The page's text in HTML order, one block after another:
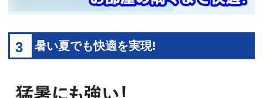
3 暑い夏でも快適を実現!